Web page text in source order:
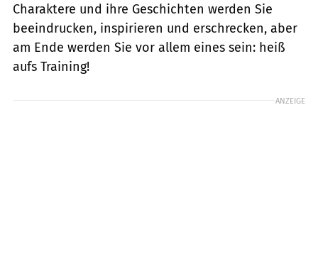
Charaktere und ihre Geschichten werden Sie
beeindrucken, inspirieren und erschrecken, aber
am Ende werden Sie vor allem eines sein: heiß
aufs Training!
ANZEIGE